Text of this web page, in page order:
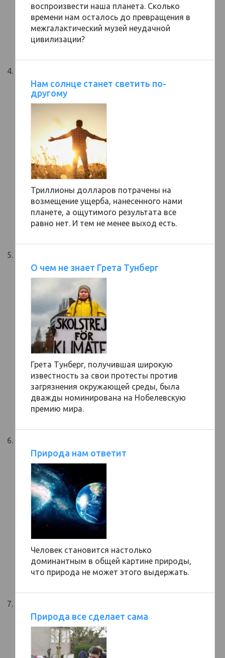
воспроизвести наша планета. Сколько
времени нам осталось до превращения в
межгалактический музей неудачной
цивилизации?
Нам солнце станет светить по-
другому
Триллионы долларов потрачены на
возмещение ущерба, нанесенного нами
планете, а ощутимого результата все
равно нет. И тем не менее выход есть.
О чем не знает Грета Тунберг
Грета Тунберг, получившая широкую
известность за свои протесты против
загрязнения окружающей среды, была
дважды номинирована на Нобелевскую
премию мира.
Природа нам ответит
Человек становится настолько
доминантным в общей картине природы,
что природа не может этого выдержать.
Природа все сделает сама